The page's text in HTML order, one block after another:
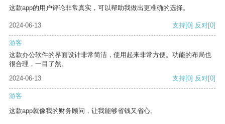
这款app的用户评论非常真实，可以帮助我做出更准确的选择。
2024-06-13 支持[0] 反对[0]
游客
这款办公软件的界面设计非常简洁，使用起来非常方便。功能的布局也
很合理，一目了然。
2024-06-13
支持[0] 反对[0]
游客
这款app就像我的财务顾问，让我能够省钱又省心。